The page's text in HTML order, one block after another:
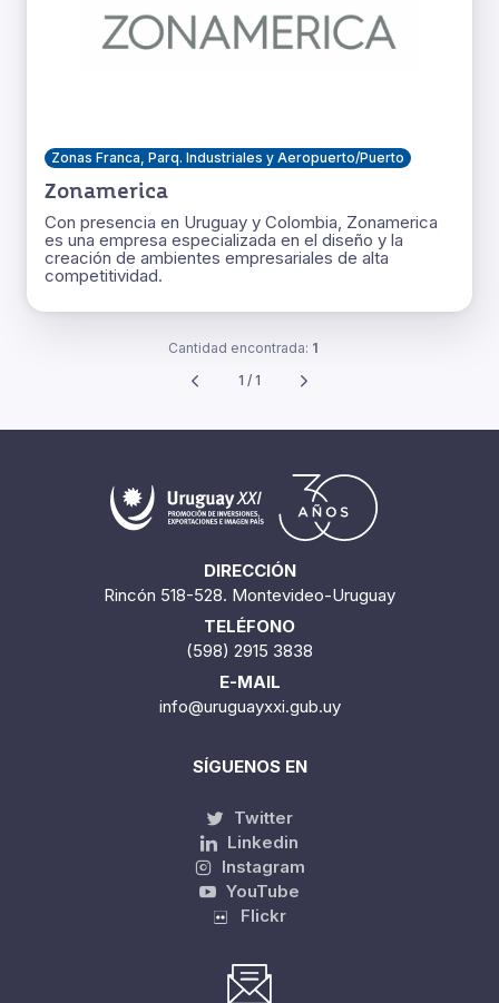
Zonas Franca, Parq. Industriales y Aeropuerto/Puerto
Zonamerica
Con presencia en Uruguay y Colombia, Zonamerica
es una empresa especializada en el diseño y la
creación de ambientes empresariales de alta
competitividad.
Cantidad encontrada: 1
1 / 1
DIRECCIÓN
Rincón 518-528. Montevideo-Uruguay
TELÉFONO
(598) 2915 3838
E-MAIL
info@uruguayxxi.gub.uy
SÍGUENOS EN
Twitter
Linkedin
Instagram
YouTube
Flickr